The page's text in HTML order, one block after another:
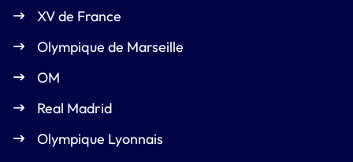
XV de France
Olympique de Marseille
OM
Real Madrid
Olympique Lyonnais